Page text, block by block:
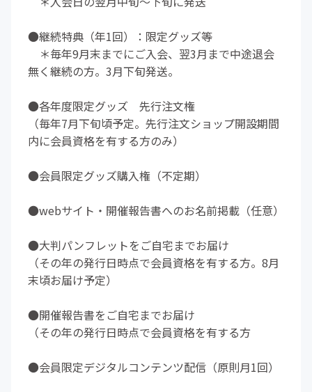
●継続特典（年1回）：限定グッズ等
＊毎年9月末までにご入会、翌3月まで中途退会
無く継続の方。3月下旬発送。
●各年度限定グッズ 先行注文権
（毎年7月下旬頃予定。先行注文ショップ開設期間
内に会員資格を有する方のみ）
●会員限定グッズ購入権（不定期）
●webサイト・開催報告書へのお名前掲載（任意）
●大判パンフレットをご自宅までお届け
（その年の発行日時点で会員資格を有する方。8月
末頃お届け予定）
●開催報告書をご自宅までお届け
（その年の発行日時点で会員資格を有する方
●会員限定デジタルコンテンツ配信（原則月1回）